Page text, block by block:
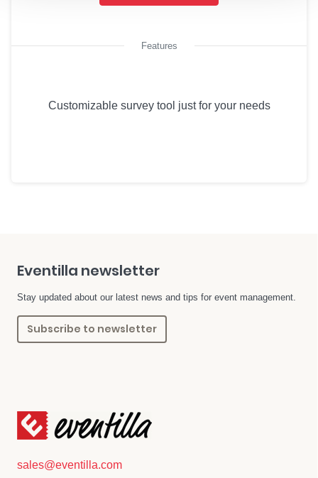
Features
Customizable survey tool just for your needs
Eventilla newsletter
Stay updated about our latest news and tips for event management.
Subscribe to newsletter
sales@eventilla.com